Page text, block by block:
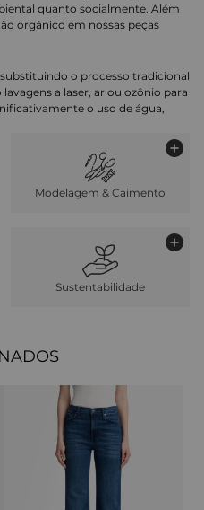
quanto socialmente. Além
orgânico em nossas peças
o processo tradicional
a laser, ar ou ozônio para
o uso de água,
Modelagem & Caimento
Sustentabilidade